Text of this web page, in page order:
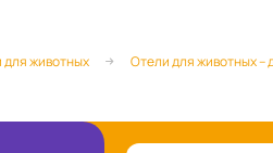
для животных Отели для животных –